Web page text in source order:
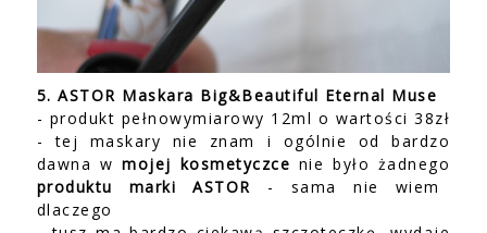
5. ASTOR Maskara Big&Beautiful Eternal Muse
- produkt pełnowymiarowy 12ml o wartości 38zł
- tej maskary nie znam i ogólnie od bardzo
dawna wmojej kosmetyczce nie było żadnego
produktu marki ASTOR - sama nie wiem
dlaczego